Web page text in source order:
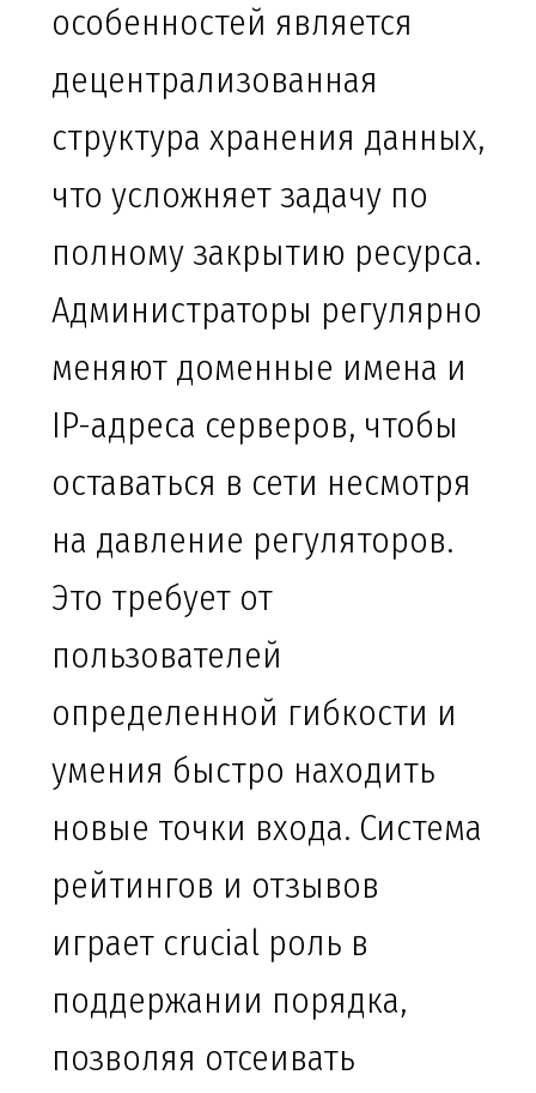
особенностей является
децентрализованная
структура хранения данных,
что усложняет задачу по
полному закрытию ресурса.
Администраторы регулярно
меняют доменные имена и
IP-адреса серверов, чтобы
оставаться в сети несмотря
на давление регуляторов.
Это требует от
пользователей
определенной гибкости и
умения быстро находить
новые точки входа. Система
рейтингов и отзывов
играет crucial роль в
поддержании порядка,
позволяя отсеивать